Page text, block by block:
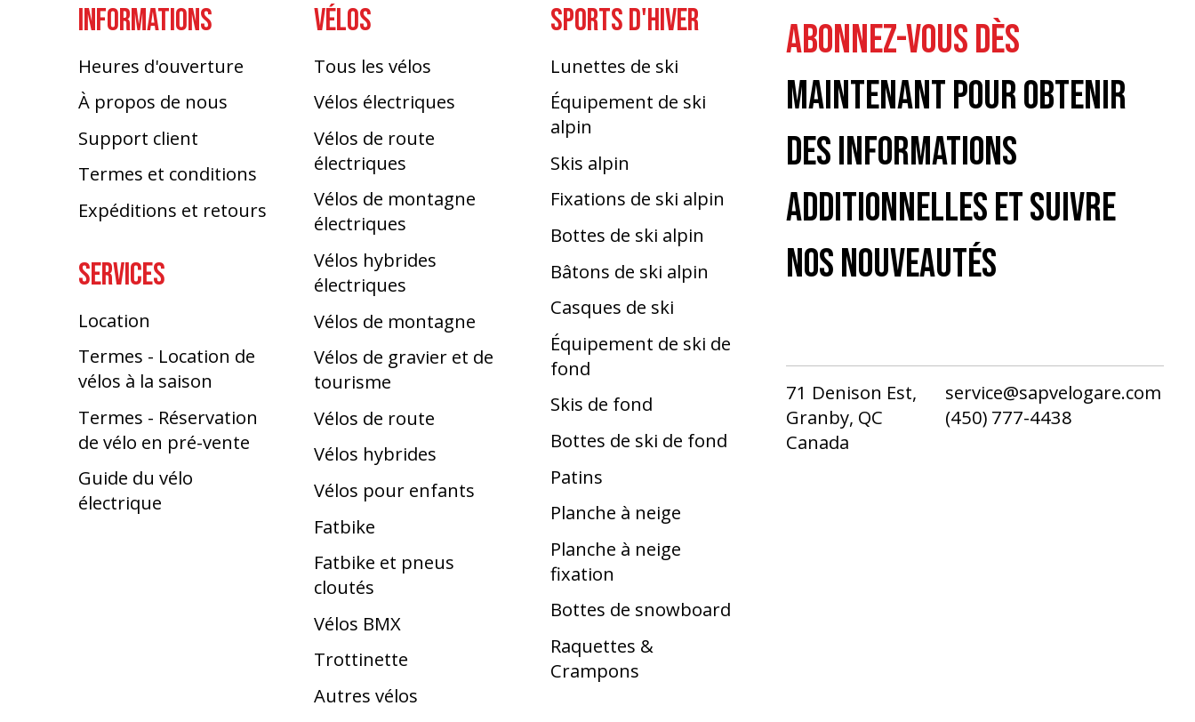
INFORMATIONS
Heures d'ouverture
À propos de nous
Support client
Termes et conditions
Expéditions et retours
SERVICES
Location
Termes - Location de
vélos à la saison
Termes - Réservation
de vélo en pré-vente
Guide du vélo
électrique
VÉLOS
Tous les vélos
Vélos électriques
Vélos de route
électriques
Vélos de montagne
électriques
Vélos hybrides
électriques
Vélos de montagne
Vélos de gravier et de
tourisme
Vélos de route
Vélos hybrides
Vélos pour enfants
Fatbike
Fatbike et pneus
cloutés
Vélos BMX
Trottinette
Autres vélos
SPORTS D'HIVER
Lunettes de ski
Équipement de ski
alpin
Skis alpin
Fixations de ski alpin
Bottes de ski alpin
Bâtons de ski alpin
Casques de ski
Équipement de ski de
fond
Skis de fond
Bottes de ski de fond
Patins
Planche à neige
Planche à neige
fixation
Bottes de snowboard
Raquettes &
Crampons
ABONNEZ-VOUS DÈS
MAINTENANT POUR OBTENIR
DES INFORMATIONS
ADDITIONNELLES ET SUIVRE
NOS NOUVEAUTÉS
71 Denison Est,
Granby, QC
Canada
service@sapvelogare.com
(450) 777-4438